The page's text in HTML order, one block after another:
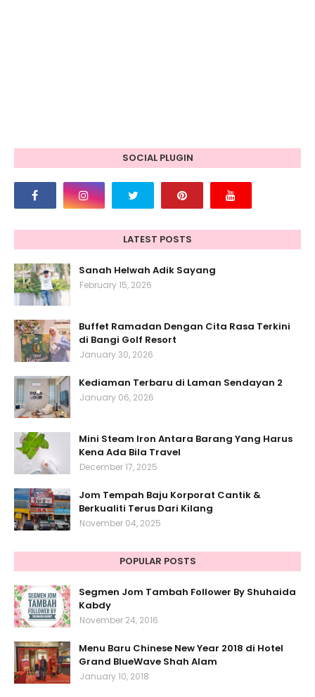
SOCIAL PLUGIN
LATEST POSTS
Sanah Helwah Adik Sayang
February 15, 2026
Buffet Ramadan Dengan Cita Rasa Terkini
di Bangi Golf Resort
January 30, 2026
Kediaman Terbaru di Laman Sendayan 2
January 06, 2026
Mini Steam Iron Antara Barang Yang Harus
Kena Ada Bila Travel
December 17, 2025
Jom Tempah Baju Korporat Cantik &
Berkualiti Terus Dari Kilang
November 04, 2025
POPULAR POSTS
Segmen Jom Tambah Follower By Shuhaida
Kabdy
November 24, 2016
Menu Baru Chinese New Year 2018 di Hotel
Grand BlueWave Shah Alam
January 10, 2018